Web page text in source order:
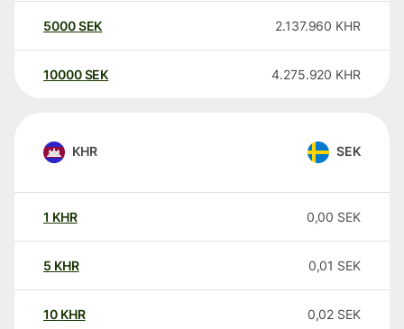
5000SEK 2.137.960 KHR
10000 SEK 4.275.920 KHR
KHR SEK
1 KHR 0,00 SEK
5 KHR 0,01 SEK
10 KHR 0,02 SEK